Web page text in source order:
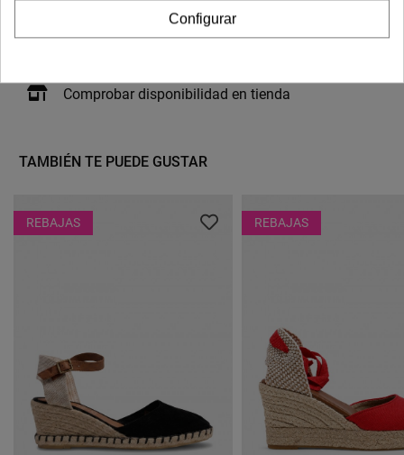
ESTE MODELO TIENE UN TALLAJE NORMAL, PIDE TU
TALLA HABITUAL.
Comprobar disponibilidad en tienda
TAMBIÉN TE PUEDE GUSTAR
REBAJAS REBAJAS
Configurar